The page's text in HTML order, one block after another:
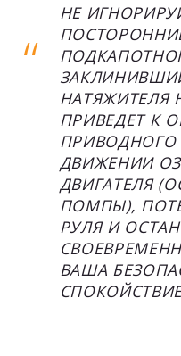
НЕ
НАТЯЖИТЕЛЯ
ПРИВЕДЕТ К
ПРИВОДНОГО
ДВИЖЕНИИ
ДВИГАТЕЛЯ
ПОМПЫ),
РУЛЯ И
ВАША